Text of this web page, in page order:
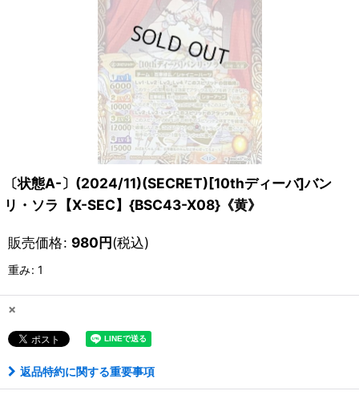
〔状態A-〕(2024/11)(SECRET)[10thディーバ]バン
リ・ソラ【X-SEC】{BSC43-X08}《黄》
販売価格: 980円(税込)
重み: 1
×
返品特約に関する重要事項